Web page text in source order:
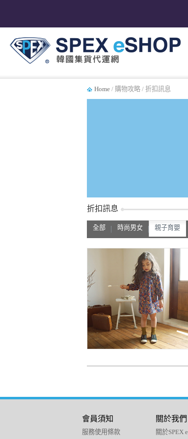
Home / 購物攻略 / 折扣訊息
折扣訊息
全部 時尚男女 親子育嬰
會員須知
服務使用條款
關於我們
關於SPEX